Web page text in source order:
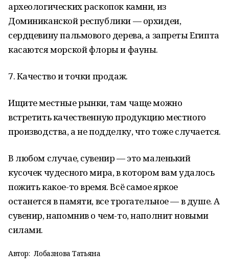
археологических раскопок камни, из
Доминиканской республики — орхидеи,
сердцевину пальмового дерева, а запреты Египта
касаются морской флоры и фауны.
7. Качество и точки продаж.
Ищите местные рынки, там чаще можно
встретить качественную продукцию местного
производства, а не подделку, что тоже случается.
В любом случае, сувенир — это маленький
кусочек чудесного мира, в котором вам удалось
пожить какое-то время. Всё самое яркое
останется в памяти, все трогательное — в душе. А
сувенир, напомнив о чем-то, наполнит новыми
силами.
Автор: Лобазнова Татьяна